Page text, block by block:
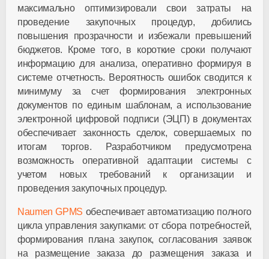
максимально оптимизировали свои затраты на
проведение закупочных процедур, добились
повышения прозрачности и избежали превышений
бюджетов. Кроме того, в короткие сроки получают
информацию для анализа, оперативно формируя в
системе отчетность. Вероятность ошибок сводится к
минимуму за счет формирования электронных
документов по единым шаблонам, а использование
электронной цифровой подписи (ЭЦП) в документах
обеспечивает законность сделок, совершаемых по
итогам торгов. Разработчиком предусмотрена
возможность оперативной адаптации системы с
учетом новых требований к организации и
проведения закупочных процедур.
Naumen GPMS обеспечивает автоматизацию полного
цикла управления закупками: от сбора потребностей,
формирования плана закупок, согласования заявок
на размещение заказа до размещения заказа и